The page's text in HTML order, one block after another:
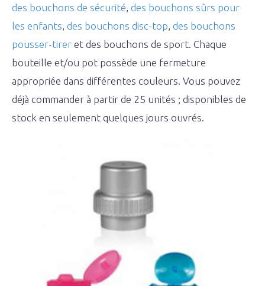
des bouchons de sécurité, des bouchons sûrs pour
les enfants, des bouchons disc-top, des bouchons
pousser-tirer et des bouchons de sport. Chaque
bouteille et/ou pot possède une fermeture
appropriée dans différentes couleurs. Vous pouvez
déjà commander à partir de 25 unités ; disponibles de
stock en seulement quelques jours ouvrés.